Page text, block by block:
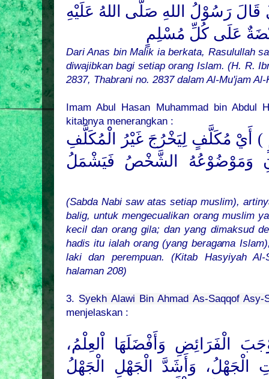
رَسُوْلُ اللهِ صَلَّى اللهُ عَلَيْهِ
عَلَى كُلِّ مُسْلِمٍ
Dari Anas bin Malik ia berkata, Rasulullah
diwajibkan bagi setiap orang Islam. (H. R.
2837, Thabrani no. 2837 dalam Al-Mu'jam Al-
Imam Abul Hasan Muhammad bin Abdul
kitabnya menerangkan :
أَيْ مُكَلَّفٍ لِيَخْرُجَ غَيْرُ الْمُكَلَّفِ
وَمَوْضُوْعُهُ الشَّخْصُ فَيَشْمَلُ
(Sabda Nabi saw atas setiap muslim),
balig, untuk mengecualikan orang muslim
kecil dan orang gila; dan yang dimaksud
hadis itu ialah orang (yang beragama
laki dan perempuan. (Kitab Hasyiyah
halaman 208)
3. Syekh Alawi Bin Ahmad As-Saqqof Asy-
menjelaskan :
الْفَرَائِضِ وَأَفْضَلَهَا اْلعِلْمُ،
الْجَهْلُ، وَأَشَدَّ الْجَهْلِ الْجَهْلُ